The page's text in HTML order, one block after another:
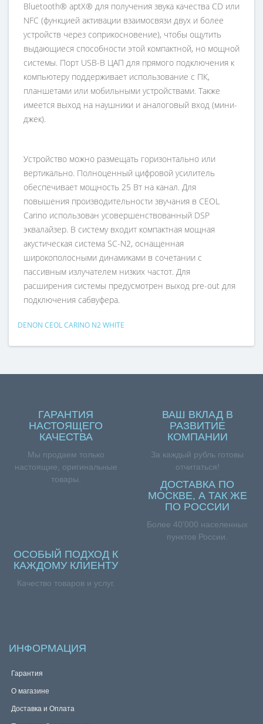
Bluetooth® aptX® для получения звука качества CD или
NFC (функцией активации взаимосвязи двух и более
устройств через соприкосновение), чтобы ощутить
выдающиеся способности этой компактной, но мощной
системы. Порт USB-B ЦАП для прямого подключения к
компьютеру поддерживает использование с ПК,
планшетами или мобильными устройствами. Также
имеется выход на наушники и аналоговый вход (мини-
джек).
Устройство можно размещать горизонтально или
вертикально. Полноценный цифровой усилитель
обеспечивает мощность 25 Вт на канал. Для
повышения производительности звучания в CEOL
Carino использован усовершенствованный DSP
эквалайзер. В систему входит компактная мощная
акустическая система SC-N2, оснащенная
широкополосными динамиками в сочетании с
пассивным излучателем низких частот. Для
расширения системы предусмотрен выход pre-out для
подключения сабвуфера.
DENON CEOL CARINO N2 WHITE
ГАРАНТИЯ
НАСТОЯЩЕГО
КАЧЕСТВА
Мы продаем только
настоящие, оригинальные
товары.
ВАШ ВКЛАД В
РАЗВИТИЕ
КОМПАНИИ
За каждый рубль готовы
отчитаться!
ДОСТАВКА ПО
МОСКВЕ, А ТАК ЖЕ
ПО РОССИИ
Более 40’000 населенных
пунктов России.
ОСОБЫЙ ПОДХОД К
КАЖДОМУ КЛИЕНТУ
Качество товаров и услуг.
ИНФОРМАЦИЯ
Гарантия
О магазине
Доставка и Оплата